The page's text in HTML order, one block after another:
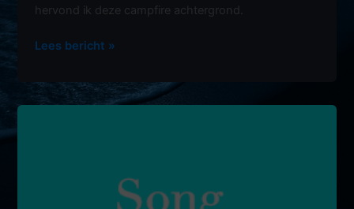
hervond ik deze campfire achtergrond.
At
campfire
Lees bericht »